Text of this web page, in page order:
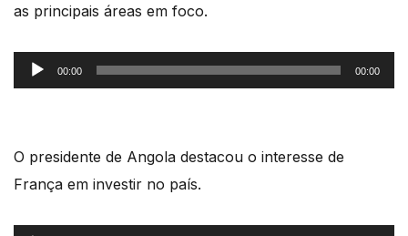
as principais áreas em foco.
Reprodutor
de
00:00 00:00
O presidente de Angola destacou o interesse de
França em investir no país.